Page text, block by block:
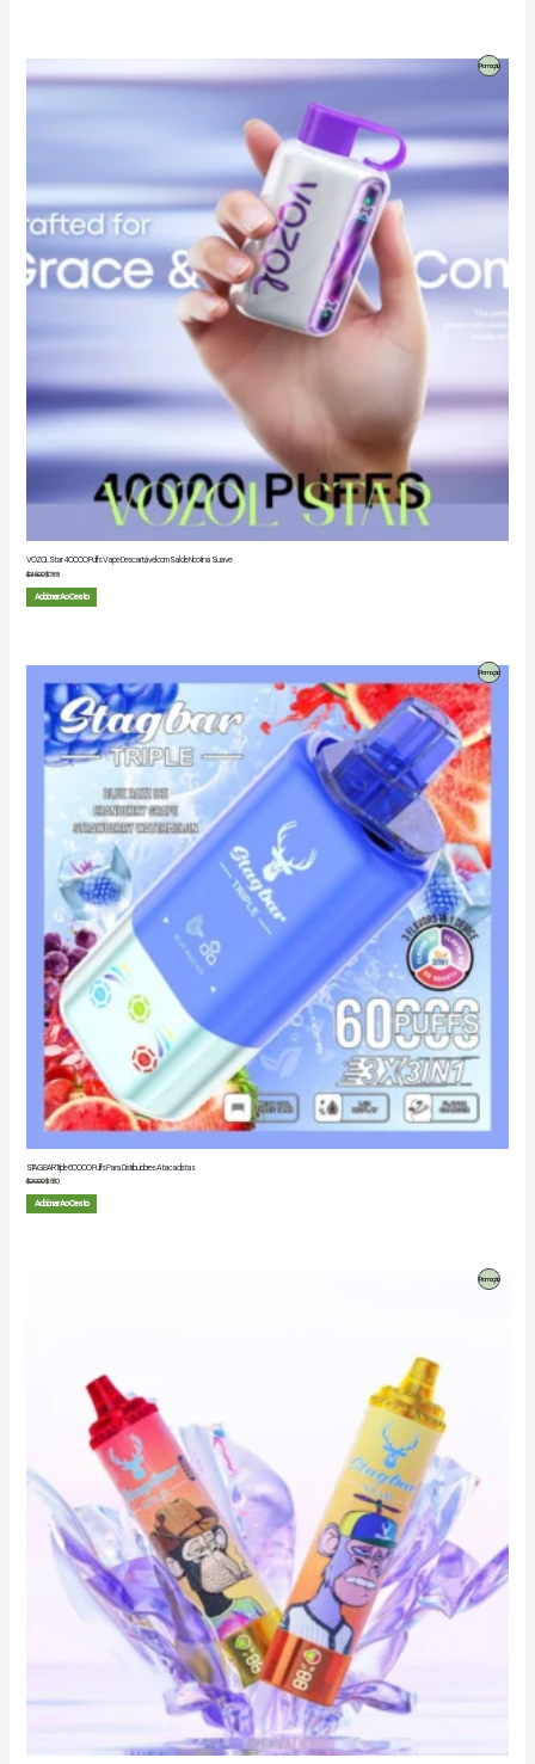
VOZOL Star 40000 Puffs Vape Descartável com Sal de Nicotina Suave
PromoçãoProduto
$35.00$7.68
Adicionar Ao Cesto
STAG BAR Triple 60000 Puffs Para Distribuidores Atacadistas
PromoçãoProduto
$20.00$5.80
Adicionar Ao Cesto
PromoçãoProduto